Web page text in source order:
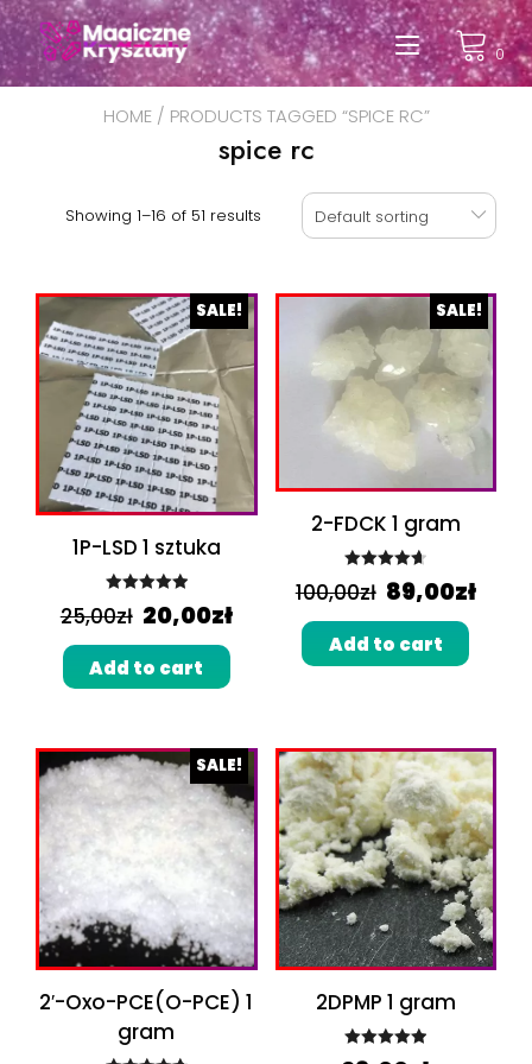
Przeskocz
do
treści
0
HOME/ PRODUCTS TAGGED “SPICE RC”
spice rc
Showing 1–16 of 51 results Default sorting
SALE!
1P-LSD 1 sztuka
Rated5.00
out of 5
25,00zł 20,00zł
Add to cart
SALE!
2-FDCK 1 gram
Rated4.67
100,00zł 89,00zł
Add to cart
SALE!
2′-Oxo-PCE(O-PCE) 1
gram
2DPMP 1 gram
Rated 5.00